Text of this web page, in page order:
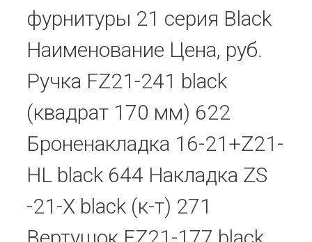
фурнитуры 21 серия Black
Наименование Цена, руб.
Ручка FZ21-241 black
(квадрат 170 мм) 622
Броненакладка 16-21+Z21-
HL black 644 Накладка ZS
-21-X black (к-т) 271